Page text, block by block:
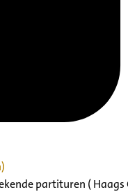
partituren (